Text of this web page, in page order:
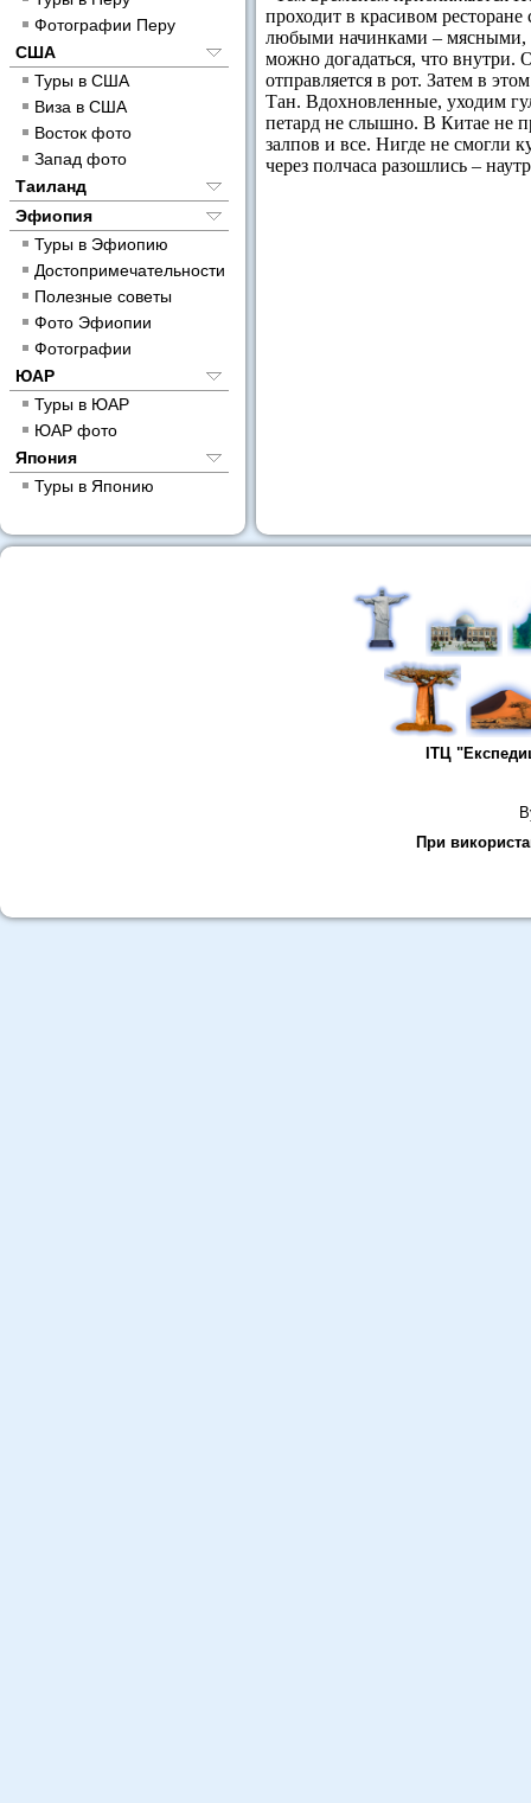
Фотографии Перу
США
Туры в США
Виза в США
Восток фото
Запад фото
Таиланд
Эфиопия
Туры в Эфиопию
Достопримечательности
Полезные советы
Фото Эфиопии
Фотографии
ЮАР
Туры в ЮАР
ЮАР фото
Япония
Туры в Японию
проходит в красивом
любыми начинками –
можно догадаться, что внутри.
отправляется в рот. Затем в
Тан. Вдохновленные, уходим
петард не слышно. В Китае не
залпов и все. Нигде не смогли
через полчаса разошлись –
ІТЦ
При